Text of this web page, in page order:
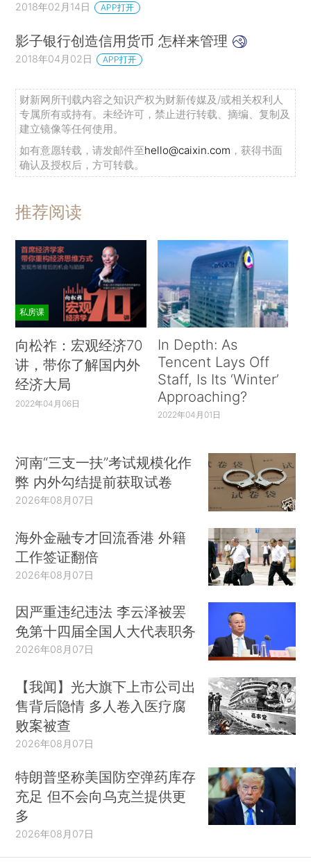
2018年02月14日 APP打开
影子银行创造信用货币 怎样来管理
2018年04月02日 APP打开
财新网所刊载内容之知识产权为财新传媒及/或相关权利人
专属所有或持有。未经许可，禁止进行转载、摘编、复制及
建立镜像等任何使用。
如有意愿转载，请发邮件至hello@caixin.com ，获得书面
确认及授权后，方可转载。
推荐阅读
私房课
向松祚：宏观经济70
讲，带你了解国内外
经济大局
2022年04月06日
In Depth: As
Tencent Lays Off
Staff, Is Its ‘Winter’
Approaching?
2022年04月01日
河南“三支一扶”考试规模化作
弊 内外勾结提前获取试卷
2026年08月07日
海外金融专才回流香港 外籍
工作签证翻倍
2026年08月07日
因严重违纪违法 李云泽被罢
免第十四届全国人大代表职务
2026年08月07日
【我闻】光大旗下上市公司出
售背后隐情 多人卷入医疗腐
败案被查
2026年08月07日
特朗普坚称美国防空弹药库存
充足 但不会向乌克兰提供更
多
2026年08月07日